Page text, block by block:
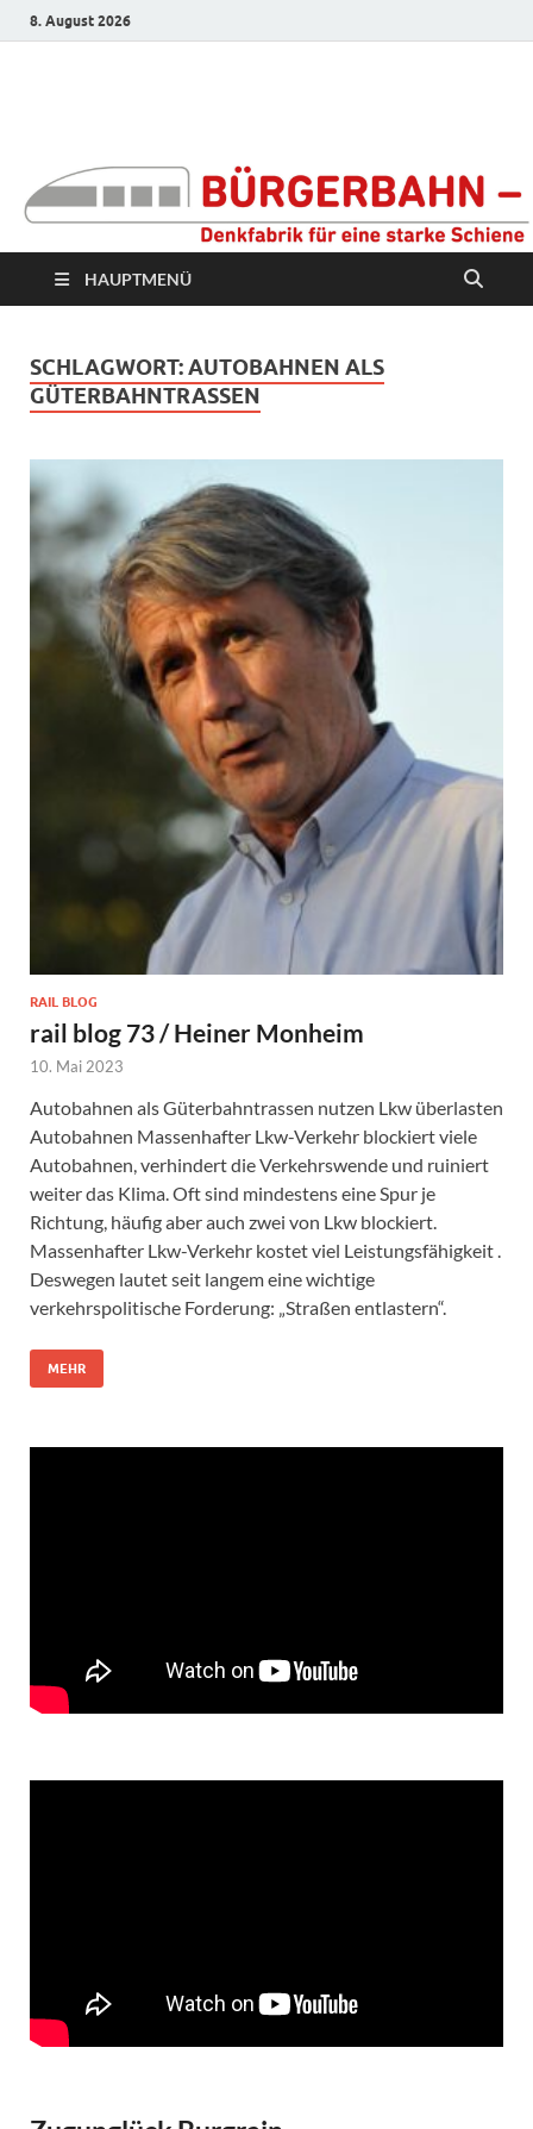
8. August 2026
Denkfabrik für eine
starke Schiene
HAUPTMENÜ
SCHLAGWORT:AUTOBAHNEN ALS
GÜTERBAHNTRASSEN
RAIL BLOG
rail blog 73 / Heiner Monheim
10. Mai 2023
Autobahnen als Güterbahntrassen nutzen Lkw überlasten
Autobahnen Massenhafter Lkw-Verkehr blockiert viele
Autobahnen, verhindert die Verkehrswende und ruiniert
weiter das Klima. Oft sind mindestens eine Spur je
Richtung, häufig aber auch zwei von Lkw blockiert.
Massenhafter Lkw-Verkehr kostet viel Leistungsfähigkeit .
Deswegen lautet seit langem eine wichtige
verkehrspolitische Forderung: „Straßen entlastern“.
MEHR